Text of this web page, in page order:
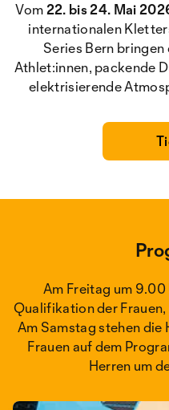
Vom 22. bis 24. Mai
internationalen
Series Bern
Athlet:innen, packende
elektrisierende
Am Freitag um
Qualifikation der
Am Samstag stehen die
Frauen auf dem
Herren um